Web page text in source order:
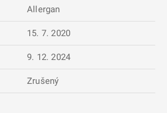
Allergan
15. 7. 2020
9. 12. 2024
Zrušený